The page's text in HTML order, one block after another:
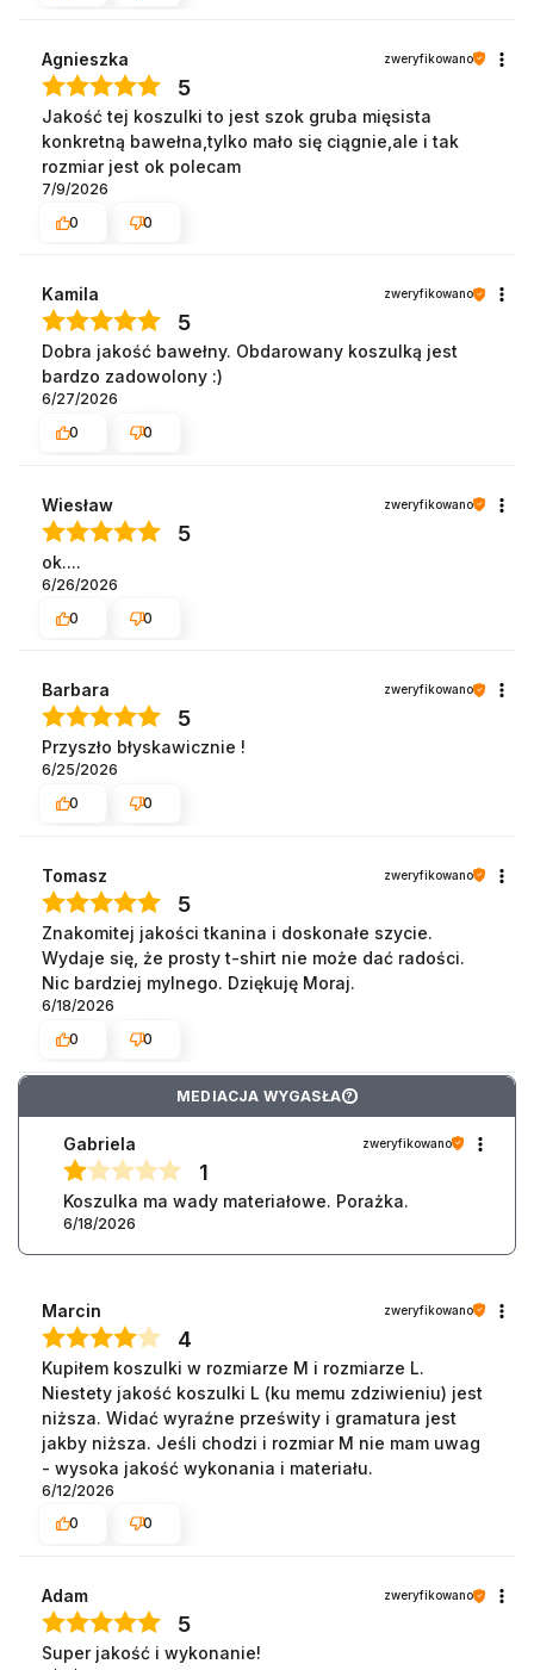
Agnieszka zweryfikowano
5
Jakość tej koszulki to jest szok gruba mięsista
konkretną bawełna,tylko mało się ciągnie,ale i tak
rozmiar jest ok polecam
7/9/2026
0
0
Kamila zweryfikowano
5
Dobra jakość bawełny. Obdarowany koszulką jest
bardzo zadowolony :)
6/27/2026
0
0
Wiesław zweryfikowano
5
ok....
6/26/2026
0
0
Barbara zweryfikowano
5
Przyszło błyskawicznie !
6/25/2026
0
0
Tomasz zweryfikowano
5
Znakomitej jakości tkanina i doskonałe szycie.
Wydaje się, że prosty t-shirt nie może dać radości.
Nic bardziej mylnego. Dziękuję Moraj.
6/18/2026
0
0
MEDIACJA WYGASŁA ?
Gabriela zweryfikowano
1
Koszulka ma wady materiałowe. Porażka.
6/18/2026
Marcin zweryfikowano
4
Kupiłem koszulki w rozmiarze M i rozmiarze L.
Niestety jakość koszulki L (ku memu zdziwieniu) jest
niższa. Widać wyraźne prześwity i gramatura jest
jakby niższa. Jeśli chodzi i rozmiar M nie mam uwag
- wysoka jakość wykonania i materiału.
6/12/2026
0
0
Adam zweryfikowano
5
Super jakość i wykonanie!